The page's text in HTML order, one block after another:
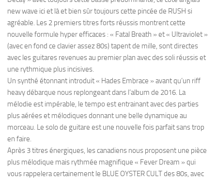
new wave ici et là et bien sûr toujours cette pincée de RUSH si
agréable. Les 2 premiers titres forts réussis montrent cette
nouvelle formule hyper efficaces : « Fatal Breath » et « Ultraviolet »
(avec en fond ce clavier assez 80s) tapent de mille, sont directes
avec les guitares revenues au premier plan avec des soli réussis et
une rythmique plus incisives.
Un synthé étonnant introduit « Hades Embrace » avant qu’un riff
heavy débarque nous replongeant dans l’album de 2016. La
mélodie est impérable, le tempo est entrainant avec des parties
plus aérées et mélodiques donnant une belle dynamique au
morceau. Le solo de guitare est une nouvelle fois parfait sans trop
en faire.
Après 3 titres énergiques, les canadiens nous proposent une pièce
plus mélodique mais rythmée magnifique « Fever Dream » qui
vous rappelera certainement le BLUE OYSTER CULT des 80s, avec